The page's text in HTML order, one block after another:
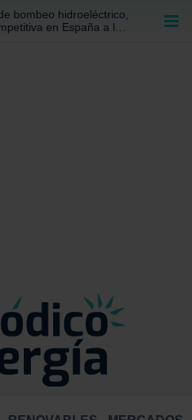
bombeo hidroeléctrico,
en España a la